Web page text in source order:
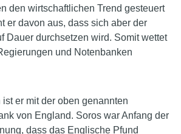
den wirtschaftlichen Trend gesteuert
er davon aus, dass sich aber der
Dauer durchsetzen wird. Somit wettet
und Notenbanken
er mit der oben genannten
von England. Soros war Anfang der
dass das Englische Pfund